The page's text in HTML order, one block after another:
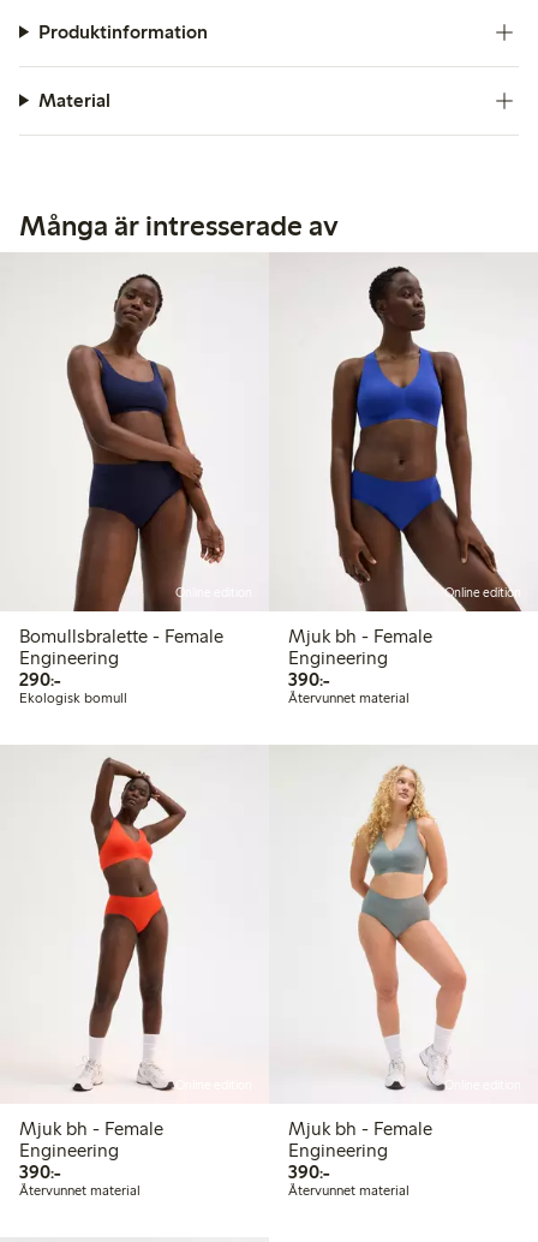
Produktinformation
Material
Många är intresserade av
Online edition
Bomullsbralette - Female
Engineering
290:-290,00 kr
Ekologisk bomull
Online edition
Mjuk bh - Female
Engineering
390:-390,00 kr
Återvunnet material
Mjuk bh - Female
Engineering
390:-390,00 kr
Återvunnet material
Online edition
Mjuk bh - Female
Engineering
390:-390,00 kr
Återvunnet material